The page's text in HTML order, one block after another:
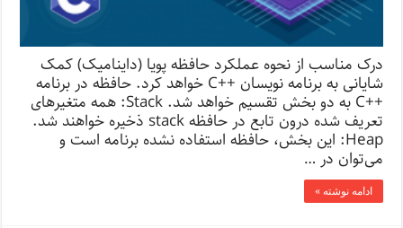
درک مناسب از نحوه عملکرد حافظه پویا (داینامیک) کمک
شایانی به برنامه نویسان ++C خواهد کرد. حافظه در برنامه
++C به دو بخش تقسیم خواهد شد. Stack: همه متغیرهای
تعریف شده درون تابع در حافظه stack ذخیره خواهند شد.
Heap: این بخش، حافظه استفاده نشده برنامه است و
می‌توان در …
ادامه نوشته »